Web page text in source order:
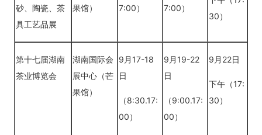
砂、陶瓷、茶
具工艺品展
果馆）
7:00）
7:00）
30）
第十七届湖南
茶业博览会
湖南国际会
展中心（芒
果馆）
9月17-18
日
（8:30.17:
00）
9月19-22
日
（9:00.17:
00）
9月22日
下午（17:
30）